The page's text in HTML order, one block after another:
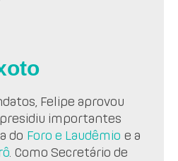
Felipe aprovou
presidiu importantes
do Foro e Laudêmio e a
. Como Secretário de